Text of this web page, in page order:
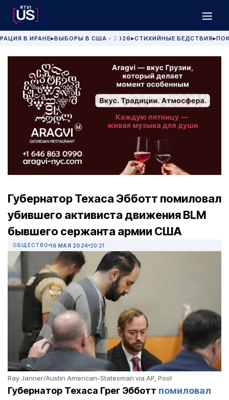
В ИРАНЕ▶ВЫБОРЫ В США - 2026 ▶СТИХИЙНЫЕ БЕДСТВИЯ▶
Губернатор Техаса Эбботт помиловал
убившего активиста движения BLM
бывшего сержанта армии США
ОБЩЕСТВО 16 МАЯ 2024 20:21
Ray Janner/Austin American-Statesman via AP, Pool
Губернатор Техаса Грег Эбботт помиловал